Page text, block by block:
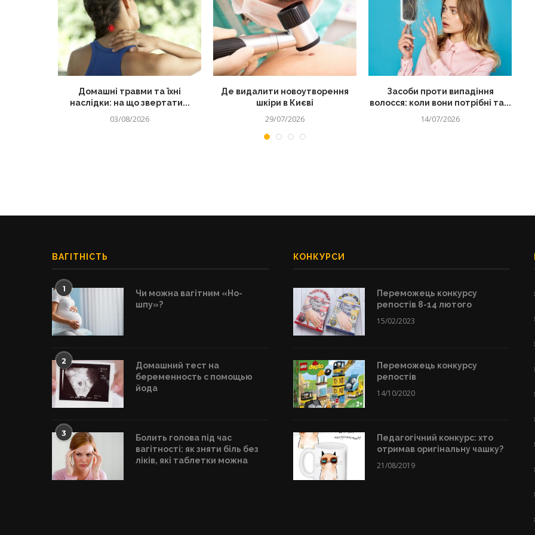
Домашні травми та їхні
наслідки: на що звертати...
03/08/2026
Де видалити новоутворення
шкіри в Києві
29/07/2026
Засоби проти випадіння
волосся: коли вони потрібні та...
14/07/2026
ВАГІТНІСТЬ
1
Чи можна вагітним «Но-
шпу»?
2
Домашний тест на
беременность с помощью
йода
3
Болить голова під час
вагітності: як зняти біль без
ліків, які таблетки можна
КОНКУРСИ
Переможець конкурсу
репостів 8-14 лютого
15/02/2023
Переможець конкурсу
репостів
14/10/2020
Педагогічний конкурс: хто
отримав оригінальну чашку?
21/08/2019